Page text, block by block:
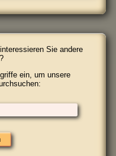
Sie andere
ein, um unsere